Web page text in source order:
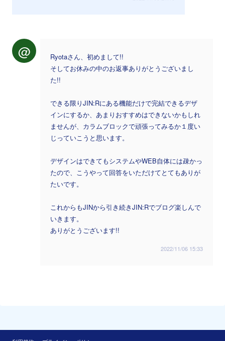
@
Ryotaさん、初めまして!!
そしてお休みの中のお返事ありがとうございまし
た!!
できる限りJIN:Rにある機能だけで完結できるデザ
インにするか、あまりおすすめはできないかもしれ
ませんが、カラムブロックで頑張ってみるか１度い
じっていこうと思います。
デザインはできてもシステムやWEB自体には疎かっ
たので、こうやって回答をいただけてとてもありが
たいです。
これからもJINから引き続きJIN:Rでブログ楽しんで
いきます。
ありがとうございます!!
2022/11/06 15:33